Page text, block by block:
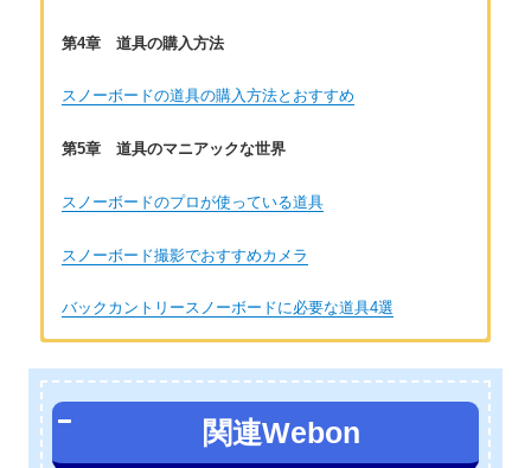
第4章 道具の購入方法
スノーボードの道具の購入方法とおすすめ
第5章 道具のマニアックな世界
スノーボードのプロが使っている道具
スノーボード撮影でおすすめカメラ
バックカントリースノーボードに必要な道具4選
北海道出身、北海道在住のアラサーのスノーボーダーです。小
学生の頃に地元のスキー場で、格好良く滑るスノーボーダーに
憧れてスノーボードを始め、かれこれスノーボーダー歴は約20
関連Webon